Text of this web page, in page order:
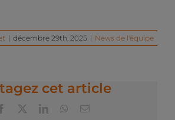
| décembre 29th, 2025 | News de l'équipe
cet article
Facebook LinkedInWhatsApp
Email